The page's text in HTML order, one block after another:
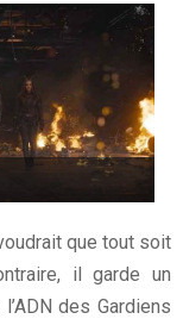
que tout soit
il garde un
des Gardiens